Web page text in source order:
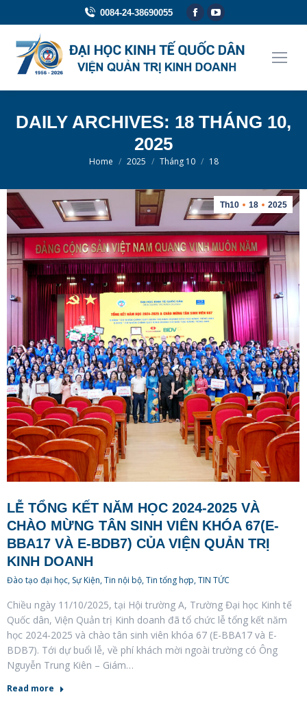
0084-24-38690055
Facebook
opens
in
YouTube
opens
in
DAILY ARCHIVES: 18 THÁNG 10,
2025
You are here:
Home 2025 Tháng 10 18
Th10 18 2025
LỄ TỔNG KẾT NĂM HỌC 2024-2025 VÀ
CHÀO MỪNG TÂN SINH VIÊN KHÓA 67(E-
BBA17 VÀ E-BDB7) CỦA VIỆN QUẢN TRỊ
KINH DOANH
Đào tạo đại học, Sự Kiện,Tin nội bộ,Tin tổng hợp,TIN TỨC
Chiều ngày 11/10/2025, tại Hội trường A, Trường Đại học Kinh tế
Quốc dân, Viện Quản trị Kinh doanh đã tổ chức lễ tổng kết năm
học 2024-2025 và chào tân sinh viên khóa 67 (E-BBA17 và E-
BDB7). Tới dự buổi lễ, về phí khách mời ngoài trường có Ông
Nguyễn Trung Kiên – Giám…
Read more